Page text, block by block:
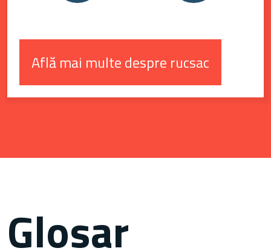
Află mai multe despre rucsac
Glosar